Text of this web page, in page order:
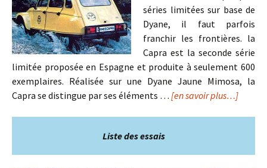
séries limitées sur base de
Dyane, il faut parfois
franchir les frontières. la
Capra est la seconde série
limitée proposée en Espagne et produite à seulement 600
exemplaires. Réalisée sur une Dyane Jaune Mimosa, la
Capra se distingue par ses éléments … [en savoir plus…]
Liste des essais